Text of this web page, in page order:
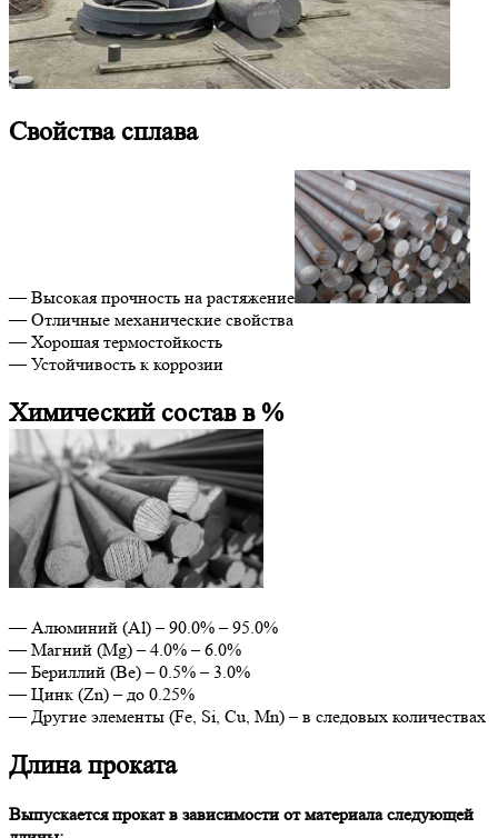
Свойства сплава
— Высокая прочность на растяжение
— Отличные механические свойства
— Хорошая термостойкость
— Устойчивость к коррозии
Химический состав в %
— Алюминий (Al) – 90.0% – 95.0%
— Магний (Mg) – 4.0% – 6.0%
— Бериллий (Be) – 0.5% – 3.0%
— Цинк (Zn) – до 0.25%
— Другие элементы (Fe, Si, Cu, Mn) – в следовых количествах
Длина проката
Выпускается прокат в зависимости от материала следующей